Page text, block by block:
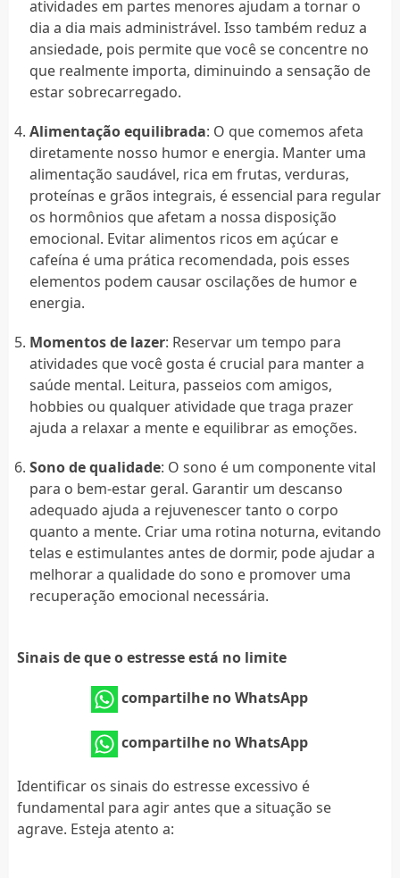
atividades em partes menores ajudam a tornar o
dia a dia mais administrável. Isso também reduz a
ansiedade, pois permite que você se concentre no
que realmente importa, diminuindo a sensação de
estar sobrecarregado.
Alimentação equilibrada: O que comemos afeta
diretamente nosso humor e energia. Manter uma
alimentação saudável, rica em frutas, verduras,
proteínas e grãos integrais, é essencial para regular
os hormônios que afetam a nossa disposição
emocional. Evitar alimentos ricos em açúcar e
cafeína é uma prática recomendada, pois esses
elementos podem causar oscilações de humor e
energia.
Momentos de lazer: Reservar um tempo para
atividades que você gosta é crucial para manter a
saúde mental. Leitura, passeios com amigos,
hobbies ou qualquer atividade que traga prazer
ajuda a relaxar a mente e equilibrar as emoções.
Sono de qualidade: O sono é um componente vital
para o bem-estar geral. Garantir um descanso
adequado ajuda a rejuvenescer tanto o corpo
quanto a mente. Criar uma rotina noturna, evitando
telas e estimulantes antes de dormir, pode ajudar a
melhorar a qualidade do sono e promover uma
recuperação emocional necessária.
Sinais de que o estresse está no limite
compartilhe no WhatsApp
compartilhe no WhatsApp
Identificar os sinais do estresse excessivo é
fundamental para agir antes que a situação se
agrave. Esteja atento a: